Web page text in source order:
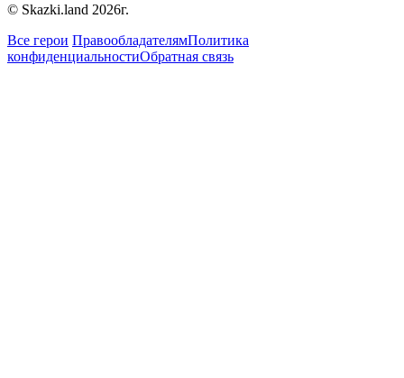
© Skazki.land 2026г.
Все герои ПравообладателямПолитика
конфиденциальностиОбратная связь